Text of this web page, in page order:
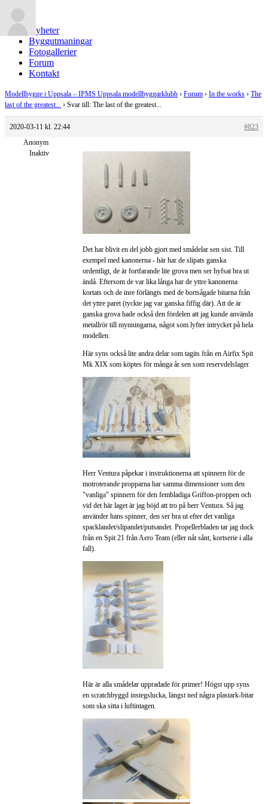
Nyheter
Byggutmaningar
Fotogallerier
Forum
Kontakt
Modellbygge i Uppsala – IPMS Uppsala modellbyggarklubb › Forum › In the works › The
last of the greatest... › Svar till: The last of the greatest...
2020-03-11 kl. 22:44
#823
Anonym
Inaktiv
Det har blivit en del jobb gjort med smådelar sen sist. Till
exempel med kanonerna - här har de slipats ganska
ordentligt, de är fortfarande lite grova men ser hyfsat bra ut
ändå. Eftersom de var lika långa har de yttre kanonerna
kortats och de inre förlängts med de bortsågade bitarna från
det yttre paret (tyckte jag var ganska fiffig där). Att de är
ganska grova hade också den fördelen att jag kunde använda
metallrör till mynningarna, något som lyfter intrycket på hela
modellen.
Här syns också lite andra delar som tagits från en Airfix Spit
Mk XIX som köptes för många år sen som reservdelslager.
Herr Ventura påpekar i instruktionerna att spinnern för de
motroterande propparna har samma dimensioner som den
"vanliga" spinnern för den fembladiga Griffon-proppen och
vid det här laget är jag böjd att tro på herr Ventura. Så jag
använder hans spinner, den ser bra ut efter det vanliga
spacklandet/slipandet/putsandet. Propellerbladen tar jag dock
från en Spit 21 från Aero Team (eller nåt sånt, kortserie i alla
fall).
Här är alla smådelar uppradade för primer! Högst upp syns
en scratchbyggd instegslucka, längst ned några plastark-bitar
som ska sitta i luftintagen.